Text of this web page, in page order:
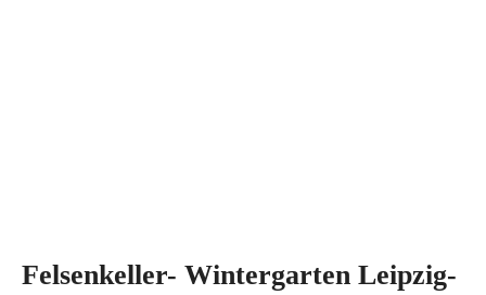
Felsenkeller- Wintergarten Leipzig-